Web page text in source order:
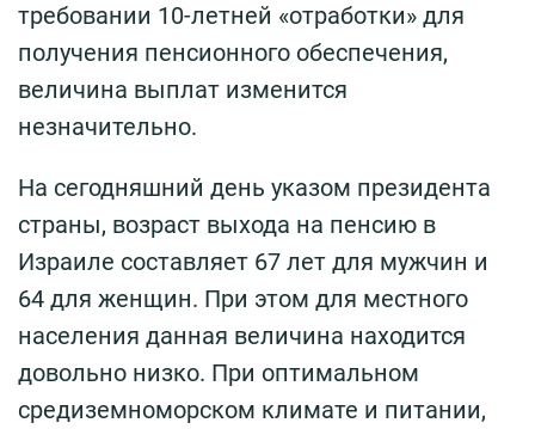
требовании 10-летней «отработки» для
получения пенсионного обеспечения,
величина выплат изменится
незначительно.
На сегодняшний день указом президента
страны, возраст выхода на пенсию в
Израиле составляет 67 лет для мужчин и
64 для женщин. При этом для местного
населения данная величина находится
довольно низко. При оптимальном
средиземноморском климате и питании,